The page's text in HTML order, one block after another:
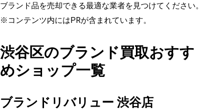
ブランド品を売却できる最適な業者を見つけてください。
※コンテンツ内にはPRが含まれています。
渋谷区のブランド買取おすす
めショップ一覧
ブランドリバリュー 渋谷店